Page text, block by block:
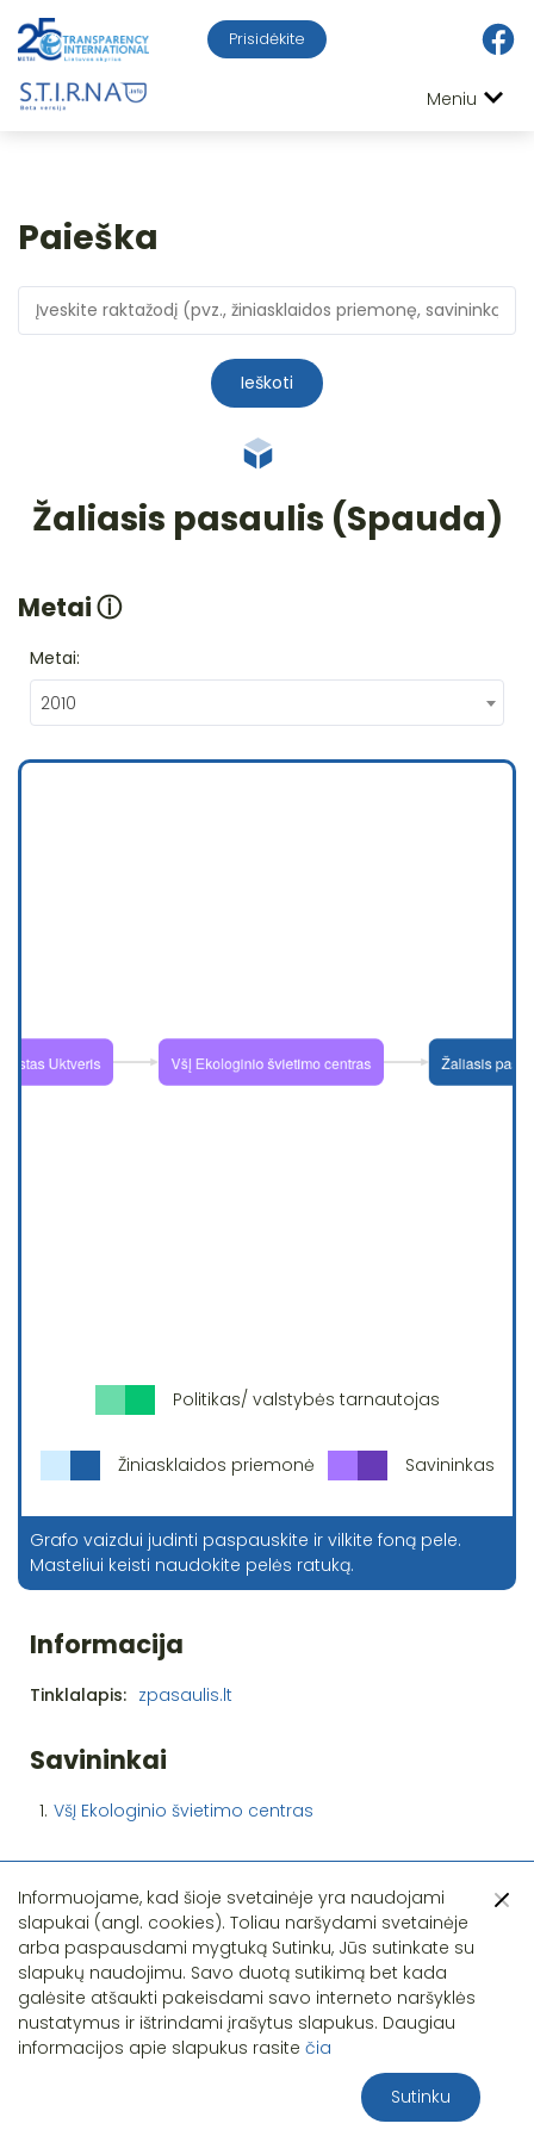
Prisidėkite
Meniu
Paieška
Ieškoti
Žaliasis pasaulis (Spauda)
Metaiⓘ
Metai:
2010
Politikas/ valstybės tarnautojas
Žiniasklaidos priemonė Savininkas
Grafo vaizdui judinti paspauskite ir vilkite foną pele.
Masteliui keisti naudokite pelės ratuką.
Informacija
Tinklalapis: zpasaulis.lt
Savininkai
1. VšĮ Ekologinio švietimo centras
Pastebėjote klaidą?
Informuojame, kad šioje svetainėje yra naudojami
slapukai (angl. cookies). Toliau naršydami svetainėje
arba paspausdami mygtuką Sutinku, Jūs sutinkate su
slapukų naudojimu. Savo duotą sutikimą bet kada
galėsite atšaukti pakeisdami savo interneto naršyklės
nustatymus ir ištrindami įrašytus slapukus. Daugiau
informacijos apie slapukus rasite čia
Sutinku